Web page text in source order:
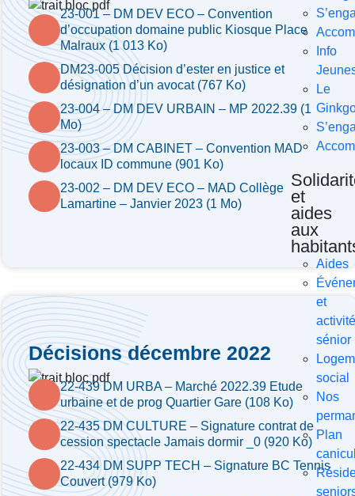
Info
Le
et
aides
aux
Aides
et
sénior
social
Nos
Plan
23-001 – DM DEV ECO – Convention
d’occupation domaine public Kiosque Place
Malraux (1 013 Ko)
DM23-005 Décision d’ester en justice et
désignation d’un avocat (767 Ko)
23-004 – DM DEV URBAIN – MP 2022.39 (1
Mo)
23-003 – DM CABINET – Convention MAD
locaux ID commune (901 Ko)
23-002 – DM DEV ECO – MAD Collège
Lamartine – Janvier 2023 (1 Mo)
Décisions décembre 2022
22-439 DM URBA – Marché 2022.39 Etude
urbaine et de prog Quartier Gare (108 Ko)
22-435 DM CULTURE – Signature contrat de
cession spectacle Jamais dormir _0 (920 Ko)
22-434 DM SUPP TECH – Signature BC Tennis
Couvert (979 Ko)